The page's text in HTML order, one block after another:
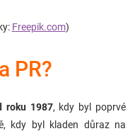
Freepik.com)
PR?
roku 1987, kdy byl poprvé
kdy byl kladen důraz na